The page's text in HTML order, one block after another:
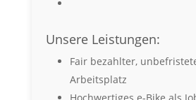
Unsere Leistungen:
Fair bezahlter,
Arbeitsplatz